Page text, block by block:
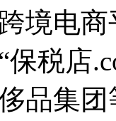
境电
税店
品集